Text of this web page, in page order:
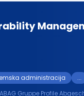
administracija
...
Wirtschaftsinformatik) oder